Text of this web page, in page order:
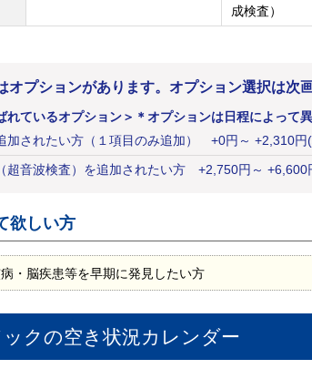
成検査）
オプションがあります。オプション選択は次画
れているオプション＞ ＊オプションは日程によって
加されたい方（１項目のみ追加） +0円 ～ +2,310円
超音波検査）を追加されたい方 +2,750円 ～ +6,600
欲しい方
・脳疾患等を早期に発見したい方
クの空き状況カレンダー